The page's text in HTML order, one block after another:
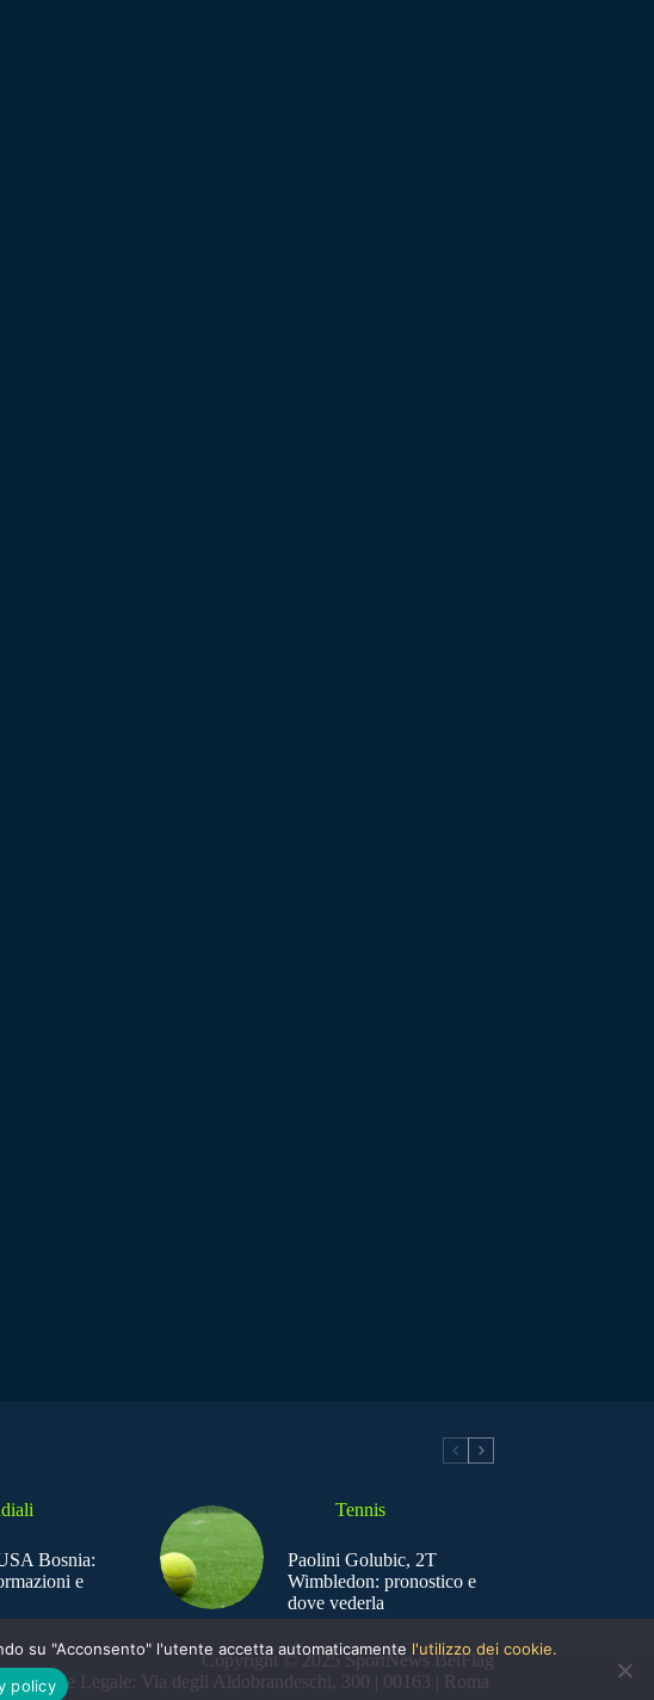
Bosnia:
e
Tennis
Paolini Golubic, 2T
Wimbledon: pronostico e
dove vederla
Copyright © 2025 SportNews BetFlag
Sede Legale: Via degli Aldobrandeschi, 300 | 00163 | Roma
su "Acconsento" l'utente accetta automaticamente l'utilizzo dei cookie.
policy